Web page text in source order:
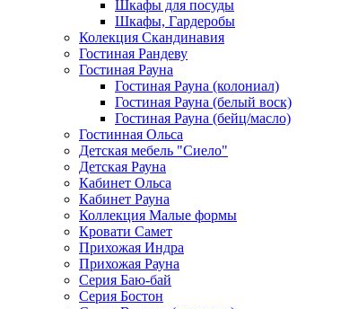
Шкафы для посуды
Шкафы, Гардеробы
Колекция Скандинавия
Гостиная Рандеву
Гостиная Рауна
Гостиная Рауна (колониал)
Гостиная Рауна (белый воск)
Гостиная Рауна (бейц/масло)
Гостинная Ольса
Детская мебель "Сиело"
Детская Рауна
Кабинет Ольса
Кабинет Рауна
Коллекция Малые формы
Кровати Самет
Прихожая Индра
Прихожая Рауна
Серия Баю-бай
Серия Бостон